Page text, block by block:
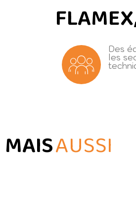
Des
les
MAISAUSSI